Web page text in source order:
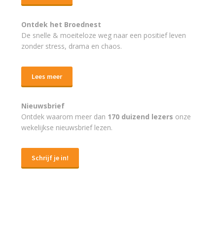
Ontdek het Broednest
De snelle & moeiteloze weg naar een positief leven
zonder stress, drama en chaos.
Lees meer
Nieuwsbrief
Ontdek waarom meer dan 170 duizend lezers onze
wekelijkse nieuwsbrief lezen.
Schrijf je in!